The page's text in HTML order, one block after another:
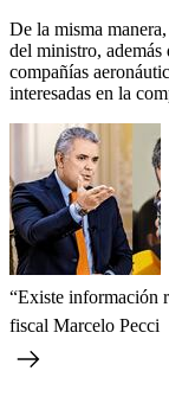
De la misma
del ministro,
compañías
interesadas en la
“Existe información
fiscal Marcelo Pecci